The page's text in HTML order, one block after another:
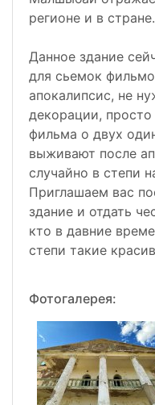
регионе и в стране.
Данное здание
для сьемок
апокалипсис, не
декорации,
фильма о двух
выживают после
случайно в степи
Приглашаем вас
здание и отдать
кто в давние
степи такие
Фотогалерея: